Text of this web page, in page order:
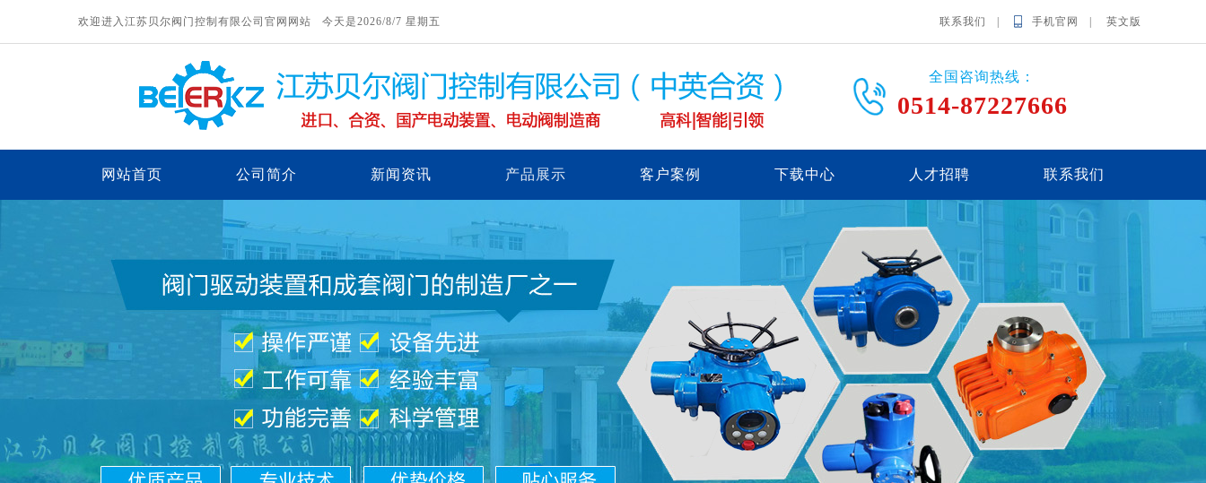
欢迎进入江苏贝尔阀门控制有限公司官网网站 今天是2026/8/7 星期五 联系我们 | 手机官网 | 英文版
全国咨询热线：
0514-87227666
网站首页 公司简介 新闻资讯 产品展示 客户案例 下载中心 人才招聘 联系我们